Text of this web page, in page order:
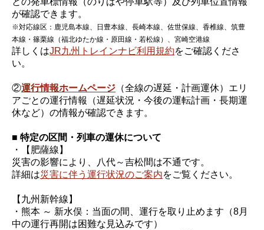
が確認できます。
※対応線区：鹿児島本線、日豊本線、長崎本線、佐世保線、香椎線、筑豊
本線・篠栗線（福北ゆたか線・原田線・若松線）、宮崎空港線
詳しくはJR九州トレインナビ利用規約をご確認くださ
い。
②運行情報ホームページ （全線の遅延・計画運休）エリ
アごとの運行情報（遅延状況・今後の運転計画・長期運
休など）の情報が確認できます。
■ 特定の区間・列車の運休について
・【肥薩線】
災害の影響により、八代～吉松間は不通です。
詳細は災害に伴う運行状況のご案内をご覧ください。
【九州新幹線】
・熊本 ～ 新水俣：当面の間、運行を取り止めます（8月
中の運行再開は困難な見込みです）